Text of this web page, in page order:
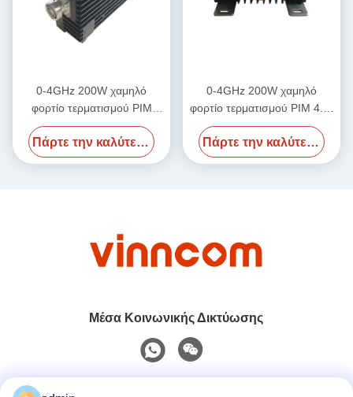
0-4GHz 200W χαμηλό
φορτίο τερματισμού PIM
DINF
Πάρτε την καλύτερη τιμή
0-4GHz 200W χαμηλό
φορτίο τερματισμού PIM 4.3-
10F
Πάρτε την καλύτερη τιμή
Μέσα Κοινωνικής Δικτύωσης